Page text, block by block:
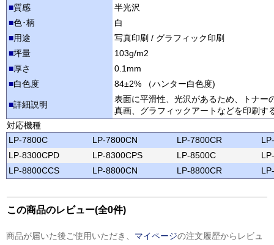
■質感
半光沢
■色･柄
白
■用途
写真印刷 / グラフィック印刷
■坪量
103g/m2
■厚さ
0.1mm
■白色度 84±2% （ハンター白色度)
■詳細説明
表面に平滑性、光沢があるため、トナー
真画、グラフィックアートなどを印刷す
対応機種
LP-7800C
LP-7800CN LP-7800CR
LP-8300CPD
LP-8300CPS LP-8500C
LP-8800CCS
LP-8800CN LP-8800CR
この商品のレビュー(全0件)
商品が届いた後ご使用いただき、 マイページの注文履歴からレビュ